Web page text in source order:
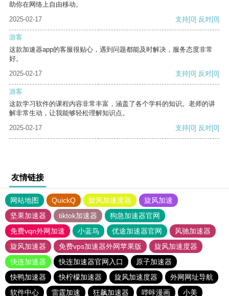
助你在网络上自由移动。
2025-02-17
支持[0] 反对[0]
游客
这款加速器app的客服很贴心，遇到问题都能及时解决，服务态度非常
好。
2025-02-17
支持[0] 反对[0]
游客
这款学习软件的课程内容非常丰富，涵盖了各个学科的知识。老师的讲
解非常生动，让我能够轻松理解知识点。
2025-02-17
支持[0] 反对[0]
友情链接
网站地图 QuickQ 旋风加速度器
旋风加速
坚果加速器
tiktok加速器
狗急加速器官网
免费vqn外网加速
小蓝鸟 优途加速器官网
风驰加速器
旋风加速器
免费vps加速器外网苹果版
旋风加速度器
快连加速器
快连加速器官网入口
原子加速器
快鸭加速器
快柠檬加速器 旋风加速度器
外网网址导航
软件中心
雷霆加速 狂飙加速器 哔咔漫画 小美